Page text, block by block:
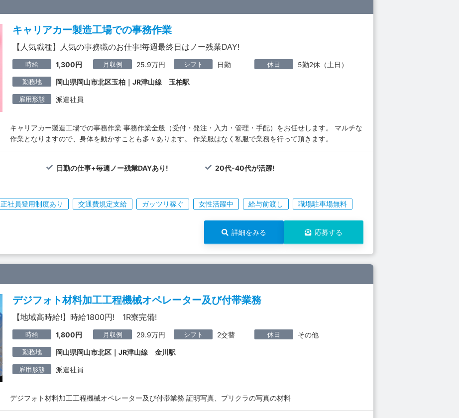
キャリアカー製造工場での事務作業
【人気職種】人気の事務職のお仕事!毎週最終日はノー残業DAY!
時給 1,300円 月収例 25.9万円 シフト 日勤 休日 5勤2休（土日）
勤務地 岡山県岡山市北区玉柏｜JR津山線 玉柏駅
雇用形態 派遣社員
キャリアカー製造工場での事務作業 事務作業全般（受付・発注・入力・管理・手配）をお任せします。 マルチな
作業となりますので、身体を動かすことも多々あります。 作業服はなく私服で業務を行って頂きます。
日勤の仕事+毎週ノー残業DAYあり! 20代-40代が活躍!
正社員登用制度あり 交通費規定支給 ガッツリ稼ぐ 女性活躍中 給与前渡し 職場駐車場無料
詳細をみる 応募する
デジフォト材料加工工程機械オペレーター及び付帯業務
【地域高時給!】時給1800円! 1R寮完備!
時給 1,800円 月収例 29.9万円 シフト 2交替 休日 その他
勤務地 岡山県岡山市北区｜JR津山線 金川駅
雇用形態 派遣社員
デジフォト材料加工工程機械オペレーター及び付帯業務 証明写真、プリクラの写真の材料